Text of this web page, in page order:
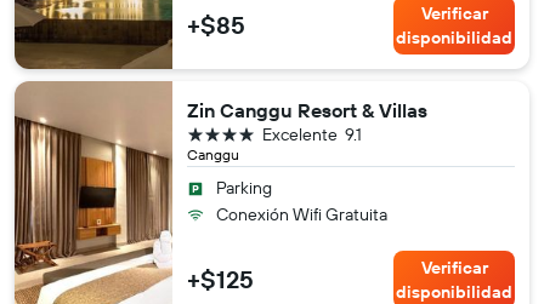
+$85
Verificar
disponibilidad
Zin Canggu Resort & Villas
Canggu
9.1
Excelente
4 estrellas
Parking
Conexión Wifi Gratuita
+$125
Verificar
disponibilidad